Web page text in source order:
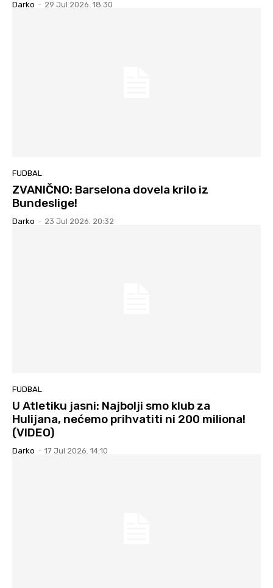
Darko - 29 Jul 2026. 18:30
FUDBAL
ZVANIČNO: Barselona dovela krilo iz
Bundeslige!
Darko - 23 Jul 2026. 20:32
FUDBAL
U Atletiku jasni: Najbolji smo klub za
Hulijana, nećemo prihvatiti ni 200 miliona!
(VIDEO)
Darko - 17 Jul 2026. 14:10